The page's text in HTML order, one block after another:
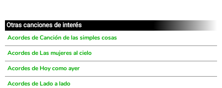
Otras canciones de interés
Acordes de Canción de las simples cosas
Acordes de Las mujeres al cielo
Acordes de Hoy como ayer
Acordes de Lado a lado